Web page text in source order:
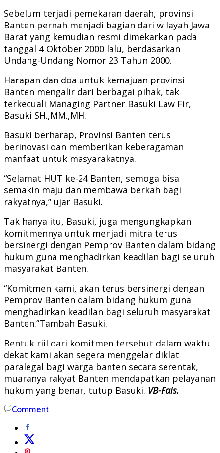
Sebelum terjadi pemekaran daerah, provinsi
Banten pernah menjadi bagian dari wilayah Jawa
Barat yang kemudian resmi dimekarkan pada
tanggal 4 Oktober 2000 lalu, berdasarkan
Undang-Undang Nomor 23 Tahun 2000.
Harapan dan doa untuk kemajuan provinsi
Banten mengalir dari berbagai pihak, tak
terkecuali Managing Partner Basuki Law Fir,
Basuki SH.,MM.,MH.
Basuki berharap, Provinsi Banten terus
berinovasi dan memberikan keberagaman
manfaat untuk masyarakatnya.
“Selamat HUT ke-24 Banten, semoga bisa
semakin maju dan membawa berkah bagi
rakyatnya,” ujar Basuki.
Tak hanya itu, Basuki, juga mengungkapkan
komitmennya untuk menjadi mitra terus
bersinergi dengan Pemprov Banten dalam bidang
hukum guna menghadirkan keadilan bagi seluruh
masyarakat Banten.
“Komitmen kami, akan terus bersinergi dengan
Pemprov Banten dalam bidang hukum guna
menghadirkan keadilan bagi seluruh masyarakat
Banten.”Tambah Basuki.
Bentuk riil dari komitmen tersebut dalam waktu
dekat kami akan segera menggelar diklat
paralegal bagi warga banten secara serentak,
muaranya rakyat Banten mendapatkan pelayanan
hukum yang benar, tutup Basuki. VB-Fais.
Comment